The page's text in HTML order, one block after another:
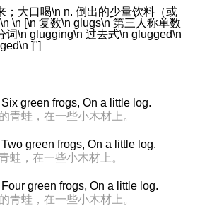
；大口喝\n n. 倒出的少量饮料（或
\n [\n 复数\n glugs\n 第三人称单数
词\n glugging\n 过去式\n glugged\n
]"]
green frogs, On a little log.
青蛙，在一些小木材上。
green frogs, On a little log.
蛙，在一些小木材上。
green frogs, On a little log.
青蛙，在一些小木材上。